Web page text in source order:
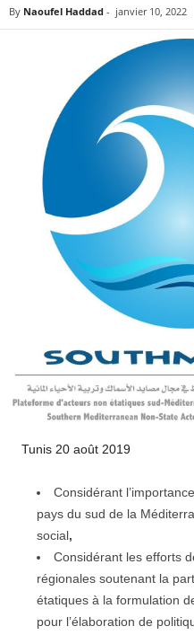
By Naoufel Haddad - janvier 10, 2022
Tunis 20 août 2019
Considérant
pays du sud de la
social,
Considérant les efforts
régionales soutenant la
étatiques à la formulation
pour l’élaboration de